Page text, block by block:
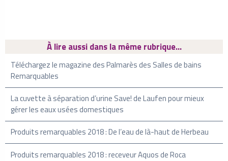
À lire aussi dans la même rubrique...
Téléchargez le magazine des Palmarès des Salles de bains
Remarquables
La cuvette à séparation d’urine Save! de Laufen pour mieux
gérer les eaux usées domestiques
Produits remarquables 2018 : De l’eau de là-haut de Herbeau
Produits remarquables 2018 : receveur Aquos de Roca